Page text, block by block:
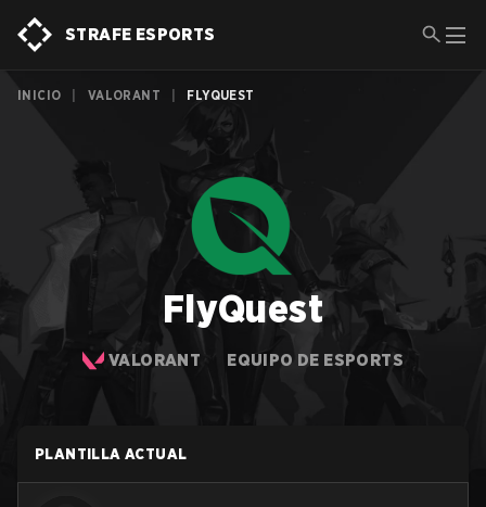
STRAFE ESPORTS
INICIO VALORANT FLYQUEST
FlyQuest
VALORANT EQUIPO DE ESPORTS
PLANTILLA ACTUAL